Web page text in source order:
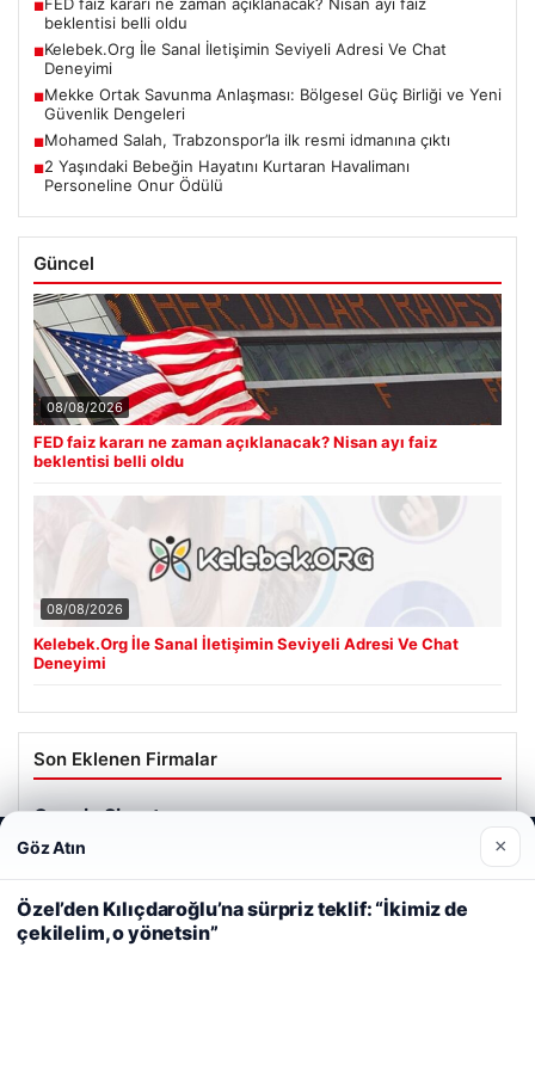
■
beklentisi belli oldu
■Kelebek.Org İle Sanal İletişimin Seviyeli Adresi Ve Chat
Deneyimi
■Mekke Ortak Savunma Anlaşması: Bölgesel Güç Birliği ve Yeni
Güvenlik Dengeleri
■Mohamed Salah, Trabzonspor’la ilk resmi idmanına çıktı
■2 Yaşındaki Bebeğin Hayatını Kurtaran Havalimanı
Personeline Onur Ödülü
Güncel
08/08/2026
FED faiz kararı ne zaman açıklanacak? Nisan ayı faiz
beklentisi belli oldu
08/08/2026
Kelebek.Org İle Sanal İletişimin Seviyeli Adresi Ve Chat
Deneyimi
Son Eklenen Firmalar
Cengiz Sigorta
23/06/2026
Web sitemizi nasıl kullandığınızı daha iyi anlayabilmek,
deneyiminizi kişiselleştirmek ve geliştirmek amacıyla çerezler
kullanıyoruz. Çerez Politikamız
Reddet Kabul Et
Göz Atın ×
Özel’den Kılıçdaroğlu’na sürpriz teklif: “İkimiz de
çekilelim, o yönetsin”